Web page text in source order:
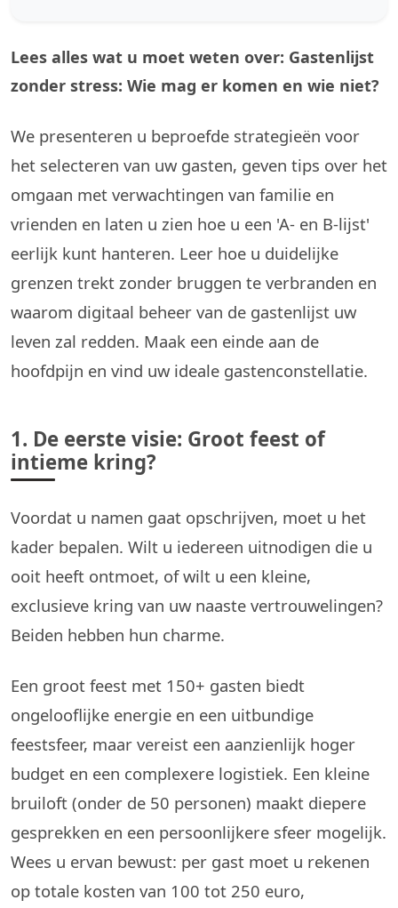
Lees alles wat u moet weten over: Gastenlijst
zonder stress: Wie mag er komen en wie niet?
We presenteren u beproefde strategieën voor
het selecteren van uw gasten, geven tips over het
omgaan met verwachtingen van familie en
vrienden en laten u zien hoe u een 'A- en B-lijst'
eerlijk kunt hanteren. Leer hoe u duidelijke
grenzen trekt zonder bruggen te verbranden en
waarom digitaal beheer van de gastenlijst uw
leven zal redden. Maak een einde aan de
hoofdpijn en vind uw ideale gastenconstellatie.
1. De eerste visie: Groot feest of
intieme kring?
Voordat u namen gaat opschrijven, moet u het
kader bepalen. Wilt u iedereen uitnodigen die u
ooit heeft ontmoet, of wilt u een kleine,
exclusieve kring van uw naaste vertrouwelingen?
Beiden hebben hun charme.
Een groot feest met 150+ gasten biedt
ongelooflijke energie en een uitbundige
feestsfeer, maar vereist een aanzienlijk hoger
budget en een complexere logistiek. Een kleine
bruiloft (onder de 50 personen) maakt diepere
gesprekken en een persoonlijkere sfeer mogelijk.
Wees u ervan bewust: per gast moet u rekenen
op totale kosten van 100 tot 250 euro,